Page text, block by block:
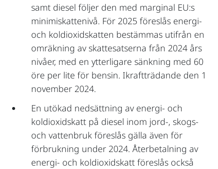
samt diesel följer den med marginal EU:s
minimiskattenivå. För 2025 föreslås energi-
och koldioxidskatten bestämmas utifrån en
omräkning av skattesatserna från 2024 års
nivåer, med en ytterligare sänkning med 60
öre per lite för bensin. Ikraftträdande den 1
november 2024.
En utökad nedsättning av energi- och
koldioxidskatt på diesel inom jord-, skogs-
och vattenbruk föreslås gälla även för
förbrukning under 2024. Återbetalning av
energi- och koldioxidskatt föreslås också